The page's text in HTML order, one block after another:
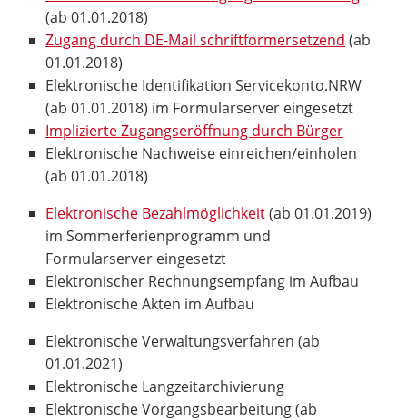
(ab 01.01.2018)
Zugang durch DE-Mail schriftformersetzend (ab
01.01.2018)
Elektronische Identifikation Servicekonto.NRW
(ab 01.01.2018) im Formularserver eingesetzt
Implizierte Zugangseröffnung durch Bürger
Elektronische Nachweise einreichen/einholen
(ab 01.01.2018)
Elektronische Bezahlmöglichkeit(ab 01.01.2019)
im Sommerferienprogramm und
Formularserver eingesetzt
Elektronischer Rechnungsempfang im Aufbau
Elektronische Akten im Aufbau
Elektronische Verwaltungsverfahren (ab
01.01.2021)
Elektronische Langzeitarchivierung
Elektronische Vorgangsbearbeitung (ab